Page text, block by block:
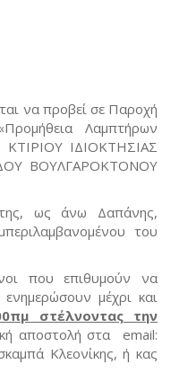
να προβεί σε Παροχή
Λαμπτήρων
ΙΔΙΟΚΤΗΣΙΑΣ
ΒΟΥΛΓΑΡΟΚΤΟΝΟΥ
ως άνω Δαπάνης,
του
που επιθυμούν να
μέχρι και
στέλνοντας την
αποστολή στα email:
Κλεονίκης, ή κας